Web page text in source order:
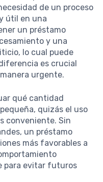
de un proceso
útil en una
un préstamo
y una
lo cual puede
es crucial
urgente.
qué cantidad
quizás el uso
conveniente. Sin
un préstamo
más favorables a
para evitar futuros